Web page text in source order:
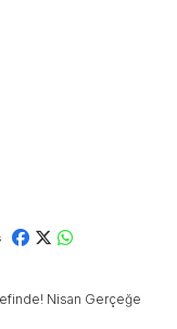
Nisan Gerçeğe